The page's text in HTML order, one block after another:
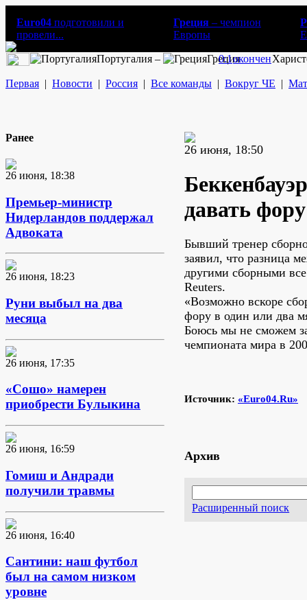
Euro04 подготовили и
провели...
Греция – чемпион
Европы
Португалия – Греция
0:1окончен
Первая | Новости | Россия | Все команды | Вокруг ЧЕ |
Ранее
26 июня, 18:38
Премьер-министр
Нидерландов поддержал
Адвоката
26 июня, 18:23
Руни выбыл на два
месяца
26 июня, 17:35
«Сошо» намерен
приобрести Булыкина
26 июня, 16:59
Гомиш и Андради
получили травмы
26 июня, 16:40
Сантини: наш футбол
был на самом низком
уровне
26 июня, 18:50
давать
Бывший тренер
заявил, что разница
другими сборными
Reuters.
«Возможно вскоре
фору в один или два
Боюсь мы не сможем
чемпионата мира в
Источник: «Euro04.Ru»
Архив
Расширенный поиск